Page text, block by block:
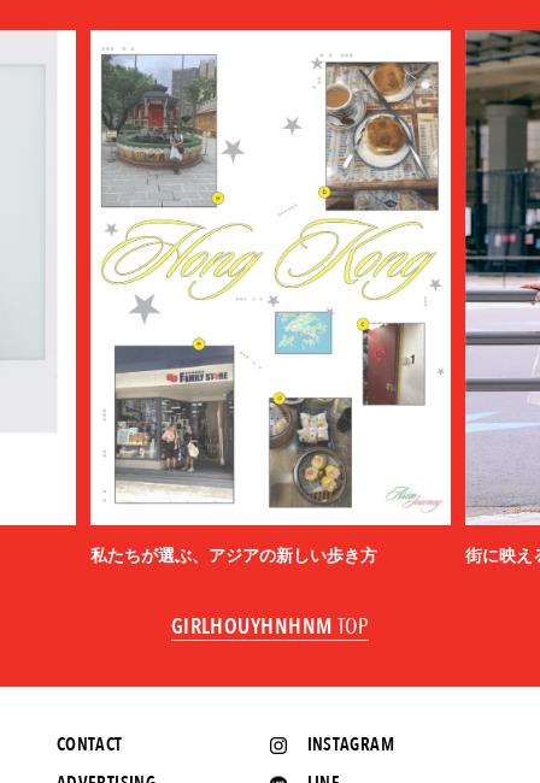
私たちが選ぶ、アジアの新しい歩き方 街に映え
GIRLHOUYHNHNM TOP
INSTAGRAM
CONTACT